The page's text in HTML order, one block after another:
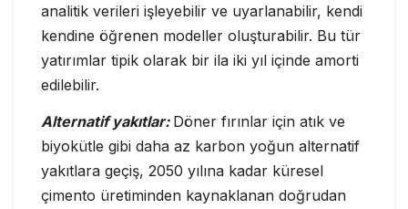
analitik verileri işleyebilir ve uyarlanabilir, kendi
kendine öğrenen modeller oluşturabilir. Bu tür
yatırımlar tipik olarak bir ila iki yıl içinde amorti
edilebilir.
Alternatif yakıtlar: Döner fırınlar için atık ve
biyokütle gibi daha az karbon yoğun alternatif
yakıtlara geçiş, 2050 yılına kadar küresel
çimento üretiminden kaynaklanan doğrudan